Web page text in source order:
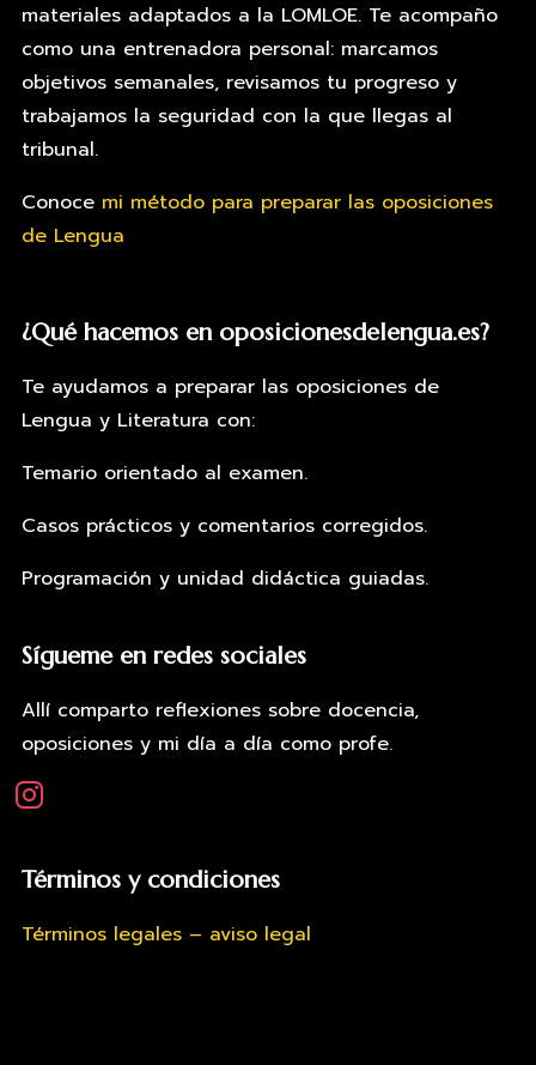
materiales adaptados a la LOMLOE. Te acompaño
como una entrenadora personal: marcamos
objetivos semanales, revisamos tu progreso y
trabajamos la seguridad con la que llegas al
tribunal.
Conoce mi método para preparar las oposiciones
de Lengua
¿Qué hacemos en oposicionesdelengua.es?
Te ayudamos a preparar las oposiciones de
Lengua y Literatura con:
Temario orientado al examen.
Casos prácticos y comentarios corregidos.
Programación y unidad didáctica guiadas.
Sígueme en redes sociales
Allí comparto reflexiones sobre docencia,
oposiciones y mi día a día como profe.
instagram
Términos y condiciones
Términos legales – aviso legal